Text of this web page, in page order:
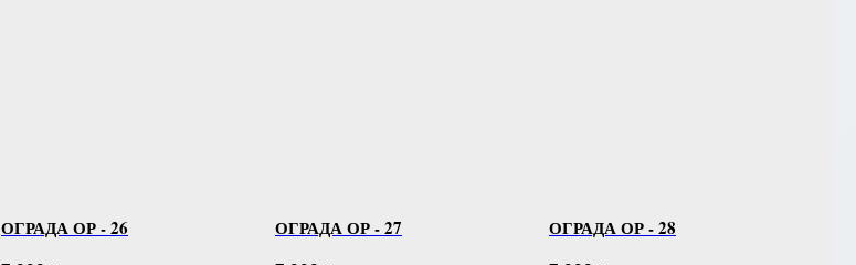
ОГРАДА ОР - 26 ОГРАДА ОР - 27 ОГРАДА ОР - 28